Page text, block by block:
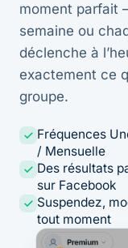
moment parfait
semaine ou
déclenche à
exactement ce
groupe.
Fréquences
/ Mensuelle
Des résultats
sur Facebook
Suspendez,
tout moment